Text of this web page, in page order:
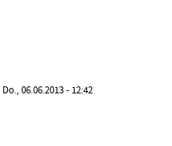
06.06.2013 - 12:42